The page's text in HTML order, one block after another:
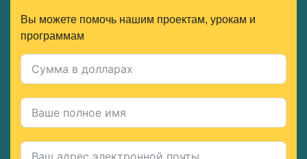
Вы можете помочь нашим проектам, урокам и
программам